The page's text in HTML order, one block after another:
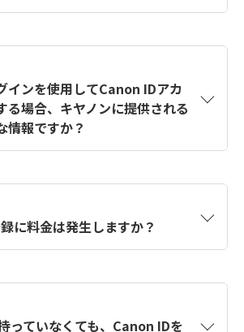
成方法は【カメラ】Canon IDとは
IDの作成方法は？をご確認く
インを使用してCanon IDアカ
る場合、キヤノンに提供される
情報ですか？
ビスから取得します。アカウントを
きるように、この情報を使用して
登録フォームを入力します。
に料金は発生しますか？
っていなくても、Canon IDを